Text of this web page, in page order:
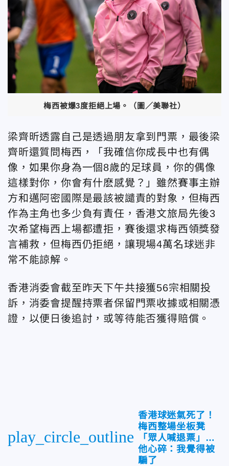
梅西被爆3度拒絕上場。（圖／美聯社）
梁齊昕透露自己是透過朋友拿到門票，最後梁
齊昕還質問梅西，「我確信你成長中也有偶
像，如果你身為一個8歲的足球員，你的偶像
這樣對你，你會有什麽感覺？」雖然賽事主辦
方和邁阿密國際是最該被譴責的對象，但梅西
作為主角也多少負有責任，香港文旅局先後3
次希望梅西上場都遭拒，賽後還求梅西領獎發
言補救，但梅西仍拒絕，讓現場4萬名球迷非
常不能諒解。
香港消委會截至昨天下午共接獲56宗相關投
訴，消委會提醒持票者保留門票收據或相關憑
證，以便日後追討，或等待能否獲得賠償。
play_circle_outline
香港球迷氣死了！
梅西整場坐板凳
「眾人喊退票」…
他心碎：我覺得被
騙了